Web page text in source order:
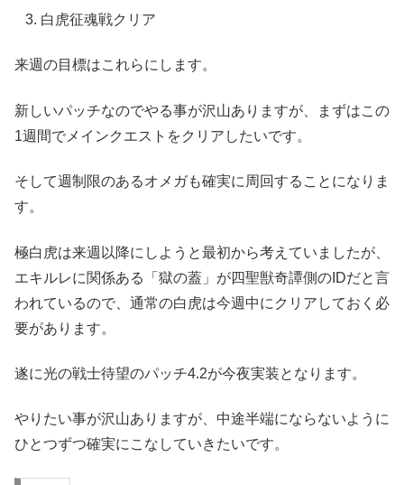
白虎征魂戦クリア
来週の目標はこれらにします。
新しいパッチなのでやる事が沢山ありますが、まずはこの
1週間でメインクエストをクリアしたいです。
そして週制限のあるオメガも確実に周回することになりま
す。
極白虎は来週以降にしようと最初から考えていましたが、
エキルレに関係ある「獄の蓋」が四聖獣奇譚側のIDだと言
われているので、通常の白虎は今週中にクリアしておく必
要があります。
遂に光の戦士待望のパッチ4.2が今夜実装となります。
やりたい事が沢山ありますが、中途半端にならないように
ひとつずつ確実にこなしていきたいです。